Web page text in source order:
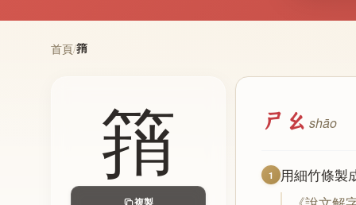
首頁/䈰
䈰
複製
ㄕㄠshāo
1 用細竹條製